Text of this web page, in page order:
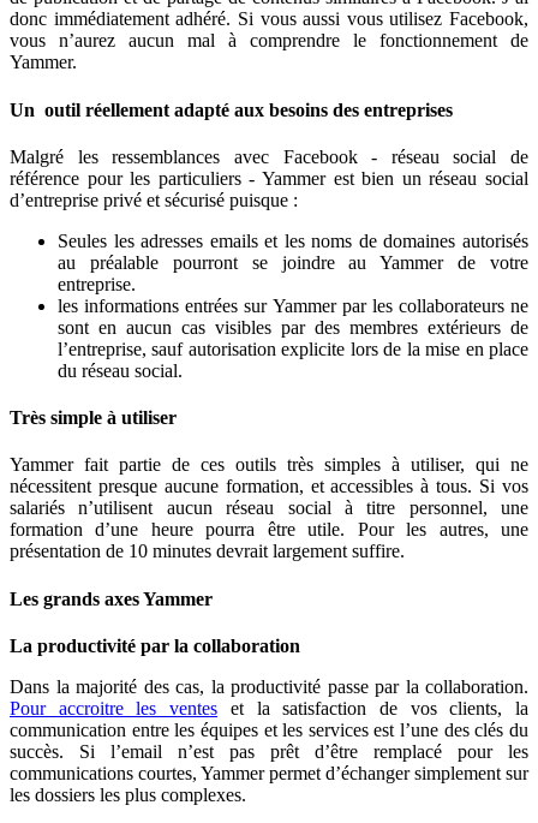
donc immédiatement adhéré. Si vous aussi vous utilisez Facebook,
vous n’aurez aucun mal à comprendre le fonctionnement de
Yammer.
Un outil réellement adapté aux besoins des entreprises
Malgré les ressemblances avec Facebook - réseau social de
référence pour les particuliers - Yammer est bien un réseau social
d’entreprise privé et sécurisé puisque :
Seules les adresses emails et les noms de domaines autorisés
au préalable pourront se joindre au Yammer de votre
entreprise.
les informations entrées sur Yammer par les collaborateurs ne
sont en aucun cas visibles par des membres extérieurs de
l’entreprise, sauf autorisation explicite lors de la mise en place
du réseau social.
Très simple à utiliser
Yammer fait partie de ces outils très simples à utiliser, qui ne
nécessitent presque aucune formation, et accessibles à tous. Si vos
salariés n’utilisent aucun réseau social à titre personnel, une
formation d’une heure pourra être utile. Pour les autres, une
présentation de 10 minutes devrait largement suffire.
Les grands axes Yammer
La productivité par la collaboration
Dans la majorité des cas, la productivité passe par la collaboration.
Pour accroitre les ventes et la satisfaction de vos clients, la
communication entre les équipes et les services est l’une des clés du
succès. Si l’email n’est pas prêt d’être remplacé pour les
communications courtes, Yammer permet d’échanger simplement sur
les dossiers les plus complexes.